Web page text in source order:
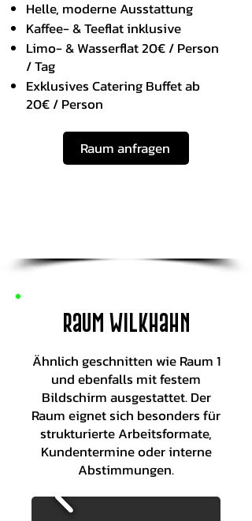
Helle, moderne Ausstattung
Kaffee- & Teeflat inklusive
Limo- & Wasserflat 20€ / Person
/ Tag
Exklusives Catering Buffet ab
20€ / Person
Raum anfragen
Raum Wilkhahn
Ähnlich geschnitten wie Raum 1
und ebenfalls mit festem
Bildschirm ausgestattet. Der
Raum eignet sich besonders für
strukturierte Arbeitsformate,
Kundentermine oder interne
Abstimmungen.